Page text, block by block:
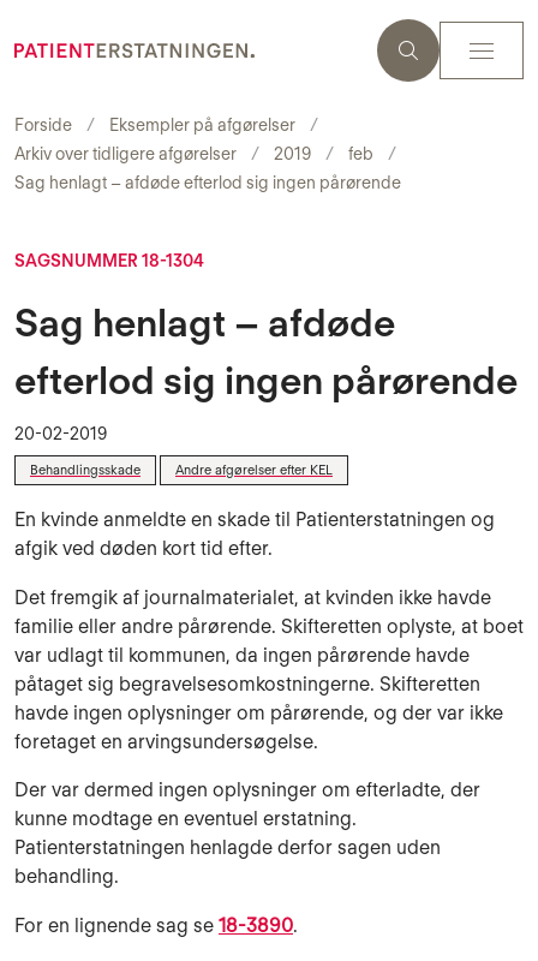
Forside
Eksempler på afgørelser
Arkiv over tidligere afgørelser
2019
feb
Sag henlagt – afdøde efterlod sig ingen pårørende
SAGSNUMMER 18-1304
Sag henlagt – afdøde
efterlod sig ingen pårørende
20-02-2019
Behandlingsskade Andre afgørelser efter KEL
En kvinde anmeldte en skade til Patienterstatningen og
afgik ved døden kort tid efter.
Det fremgik af journalmaterialet, at kvinden ikke havde
familie eller andre pårørende. Skifteretten oplyste, at boet
var udlagt til kommunen, da ingen pårørende havde
påtaget sig begravelsesomkostningerne. Skifteretten
havde ingen oplysninger om pårørende, og der var ikke
foretaget en arvingsundersøgelse.
Der var dermed ingen oplysninger om efterladte, der
kunne modtage en eventuel erstatning.
Patienterstatningen henlagde derfor sagen uden
behandling.
For en lignende sag se 18-3890.